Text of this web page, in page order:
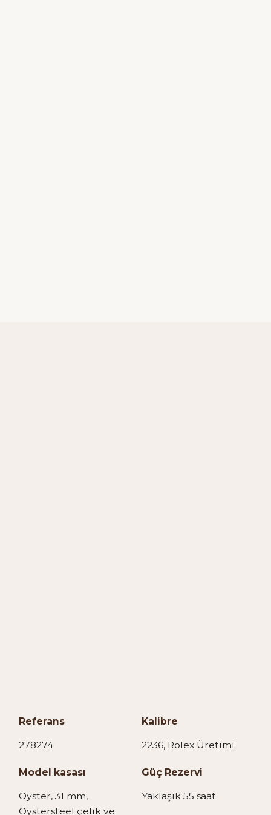
Referans
278274
Model kasası
Oyster, 31 mm,
Oystersteel çelik ve
Kalibre
2236, Rolex Üretimi
Güç Rezervi
Yaklaşık 55 saat